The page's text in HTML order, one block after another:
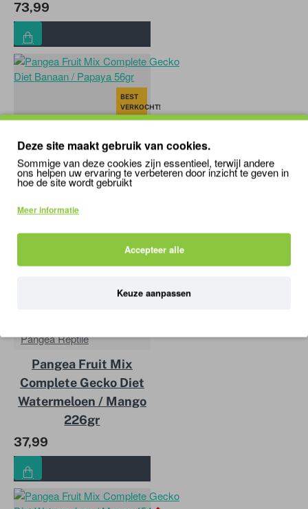
73,99
BEST
VERKOCHT!
Pangea Fruit Mix
Complete Gecko Diet
Banaan / Papaya 56gr
15,99
Pangea Reptile
Pangea Fruit Mix
Complete Gecko Diet
Watermeloen / Mango
226gr
37,99
Deze site maakt gebruik van cookies.
Sommige van deze cookies zijn essentieel, terwijl andere
ons helpen uw ervaring te verbeteren door inzicht te geven in
hoe de site wordt gebruikt
Meer informatie
Accepteer alle
Keuze aanpassen